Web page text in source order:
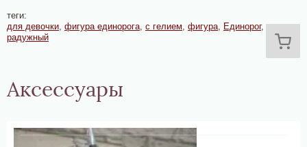
теги:
для девочки, фигура единорога, с гелием, фигура, Единорог,шарик,
радужный
Аксессуары